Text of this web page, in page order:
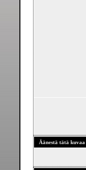
Äänestä tätä kuvaa